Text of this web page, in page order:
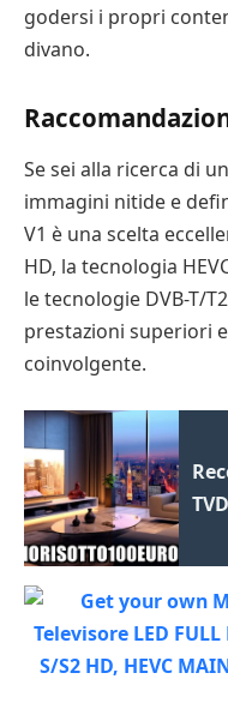
godersi i propri
divano.
Se sei alla ricerca di
immagini nitide e
V1 è una scelta
HD, la tecnologia
le tecnologie DVB-T/
prestazioni superiori
coinvolgente.